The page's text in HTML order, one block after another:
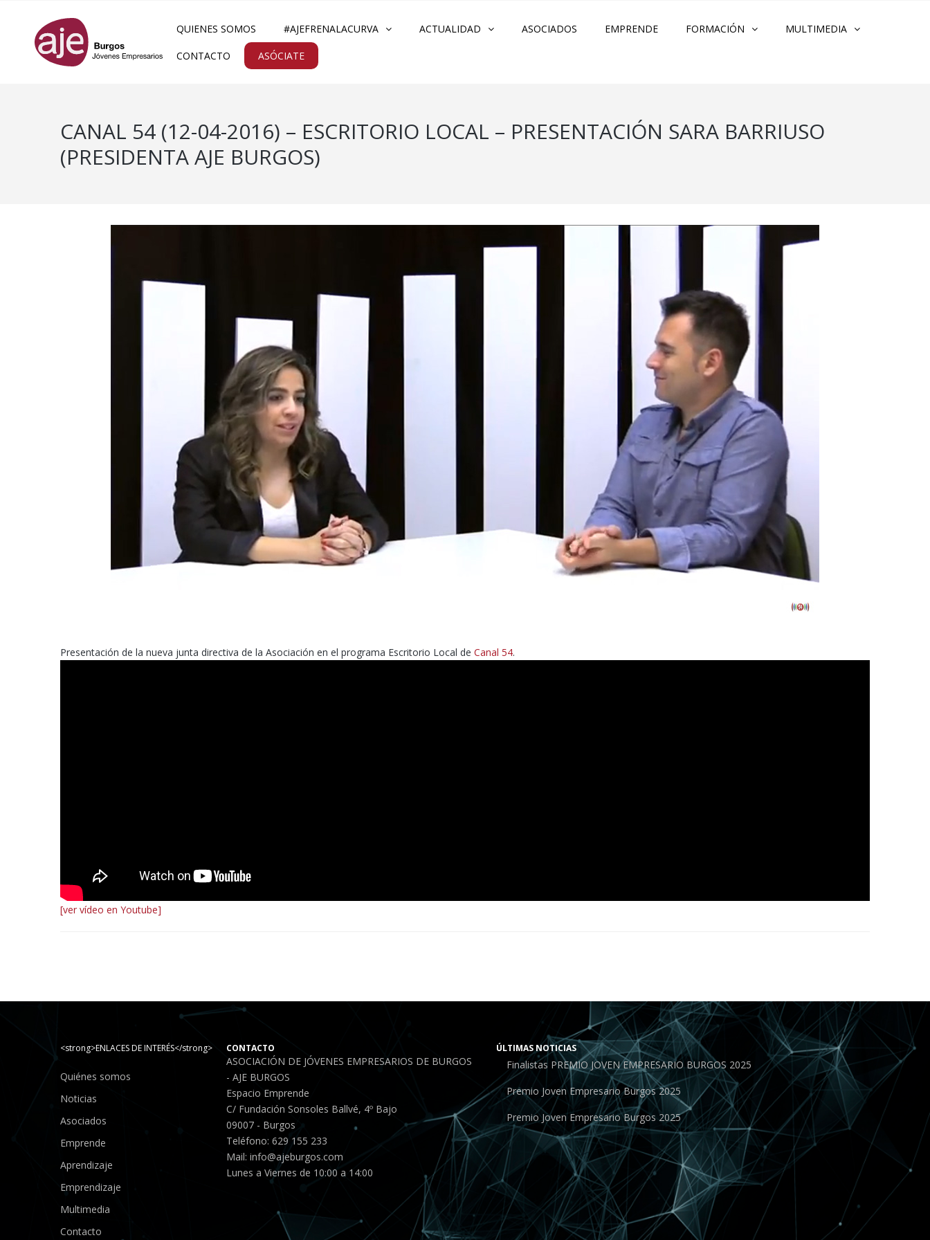
QUIENES SOMOS #AJEFRENALACURVA ACTUALIDAD ASOCIADOS EMPRENDE FORMACIÓN MULTIMEDIA
CONTACTO ASÓCIATE
CANAL 54 (12-04-2016) – ESCRITORIO LOCAL – PRESENTACIÓN SARA BARRIUSO
(PRESIDENTA AJE BURGOS)
Presentación de la nueva junta directiva de la Asociación en el programa Escritorio Local de Canal 54.
[ver vídeo en Youtube]
<strong>ENLACES DE INTERÉS</strong>
Quiénes somos
Noticias
Asociados
Emprende
Aprendizaje
Emprendizaje
Multimedia
Contacto
CONTACTO
ASOCIACIÓN DE JÓVENES EMPRESARIOS DE BURGOS
- AJE BURGOS
Espacio Emprende
C/ Fundación Sonsoles Ballvé, 4º Bajo
09007 - Burgos
Teléfono: 629 155 233
Mail: info@ajeburgos.com
Lunes a Viernes de 10:00 a 14:00
ÚLTIMAS NOTICIAS
Finalistas PREMIO JOVEN EMPRESARIO BURGOS 2025
Premio Joven Empresario Burgos 2025
Premio Joven Empresario Burgos 2025